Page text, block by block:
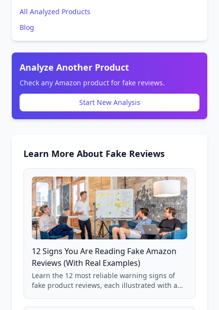
All Analyzed Products
Blog
Analyze Another Product
Check any Amazon product for fake reviews.
Start New Analysis
Learn More About Fake Reviews
12 Signs You Are Reading Fake Amazon
Reviews (With Real Examples)
Learn the 12 most reliable warning signs of
fake product reviews, each illustrated with a
85,000+ analyzed Amazon listings.